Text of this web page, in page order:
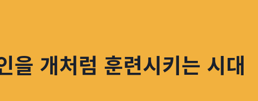
을 개처럼 훈련시키는 시대